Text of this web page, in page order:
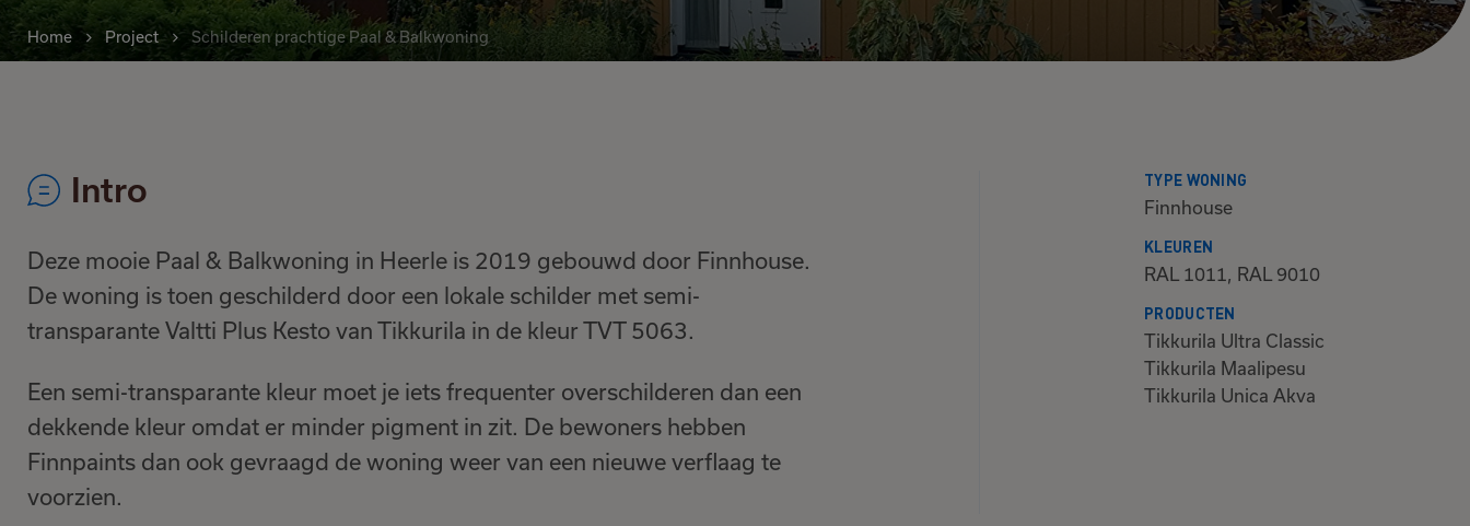
Home Project Schilderen prachtige Paal & Balkwoning
Intro
Deze mooie Paal & Balkwoning in Heerle is 2019 gebouwd door Finnhouse.
De woning is toen geschilderd door een lokale schilder met semi-
transparante Valtti Plus Kesto van Tikkurila in de kleur TVT 5063.
Een semi-transparante kleur moet je iets frequenter overschilderen dan een
dekkende kleur omdat er minder pigment in zit. De bewoners hebben
Finnpaints dan ook gevraagd de woning weer van een nieuwe verflaag te
voorzien.
TYPE WONING
Finnhouse
KLEUREN
RAL 1011, RAL 9010
PRODUCTEN
Tikkurila Ultra Classic
Tikkurila Maalipesu
Tikkurila Unica Akva